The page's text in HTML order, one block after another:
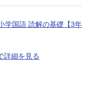
学国語 読解の基礎【3年
詳細を見る